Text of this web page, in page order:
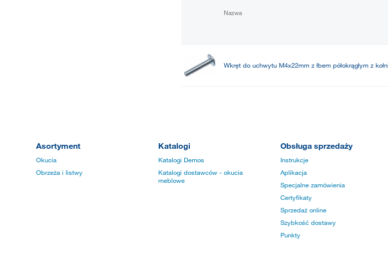
Nazwa
Wkręt do uchwytu M4x22mm z łbem półokrągłym z
Asortyment
Okucia
Obrzeża i listwy
Katalogi
Katalogi Demos
Katalogi dostawców - okucia
meblowe
Obsługa sprzedaży
Instrukcje
Aplikacja
Specjalne zamówienia
Certyfikaty
Sprzedaż online
Szybkość dostawy
Punkty